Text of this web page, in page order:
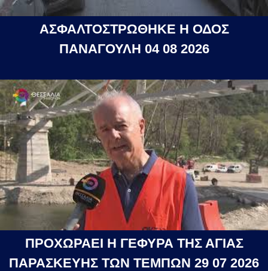
ΑΣΦΑΛΤΟΣΤΡΩΘΗΚΕ Η ΟΔΟΣ
ΠΑΝΑΓΟΥΛΗ 04 08 2026
ΠΡΟΧΩΡΑΕΙ Η ΓΕΦΥΡΑ ΤΗΣ ΑΓΙΑΣ
ΠΑΡΑΣΚΕΥΗΣ ΤΩΝ ΤΕΜΠΩΝ 29 07 2026